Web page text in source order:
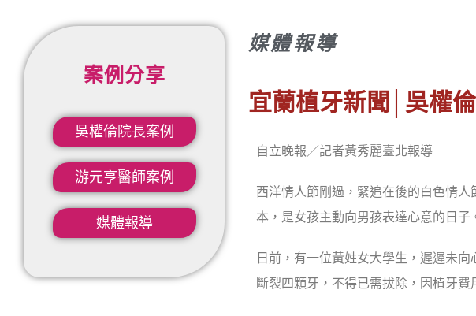
案例分享
吳權倫院長案例​
游元亨醫師案例
媒體報導
媒體報導
宜蘭植牙新聞│吳權
自立晚報／記者黃秀麗臺北報導
西洋情人節剛過，緊追在後的白色情
本，是女孩主動向男孩表達心意的日
日前，有一位黃姓女大學生，遲遲未
斷裂四顆牙，不得已需拔除，因植牙